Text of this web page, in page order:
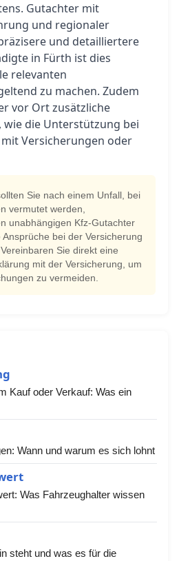
Gutachter mit
und regionaler
und detailliertere
in Fürth ist dies
relevanten
zu machen. Zudem
vor Ort zusätzliche
wie die Unterstützung bei
Versicherungen oder
Sie nach einem Unfall, bei
vermutet werden,
unabhängigen Kfz-Gutachter
bei der Versicherung
Sie direkt eine
mit der Versicherung, um
zu vermeiden.
Kauf oder Verkauf: Was ein
Wann und warum es sich lohnt
Was Fahrzeughalter wissen
steht und was es für die